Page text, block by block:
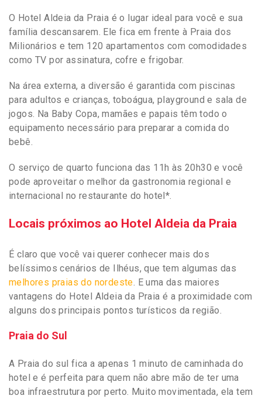
O Hotel Aldeia da Praia é o lugar ideal para você e sua
família descansarem. Ele fica em frente à Praia dos
Milionários e tem 120 apartamentos com comodidades
como TV por assinatura, cofre e frigobar.
Na área externa, a diversão é garantida com piscinas
para adultos e crianças, toboágua, playground e sala de
jogos. Na Baby Copa, mamães e papais têm todo o
equipamento necessário para preparar a comida do
bebê.
O serviço de quarto funciona das 11h às 20h30 e você
pode aproveitar o melhor da gastronomia regional e
internacional no restaurante do hotel*.
Locais próximos ao Hotel Aldeia da Praia
É claro que você vai querer conhecer mais dos
belíssimos cenários de Ilhéus, que tem algumas das
melhores praias do nordeste. E uma das maiores
vantagens do Hotel Aldeia da Praia é a proximidade com
alguns dos principais pontos turísticos da região.
Praia do Sul
A Praia do sul fica a apenas 1 minuto de caminhada do
hotel e é perfeita para quem não abre mão de ter uma
boa infraestrutura por perto. Muito movimentada, ela tem